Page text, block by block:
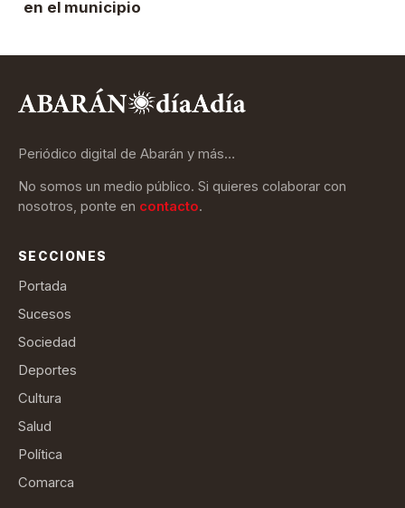
en el municipio
Periódico digital de Abarán y más…
No somos un medio público. Si quieres colaborar con
nosotros, ponte en contacto.
SECCIONES
Portada
Sucesos
Sociedad
Deportes
Cultura
Salud
Política
Comarca